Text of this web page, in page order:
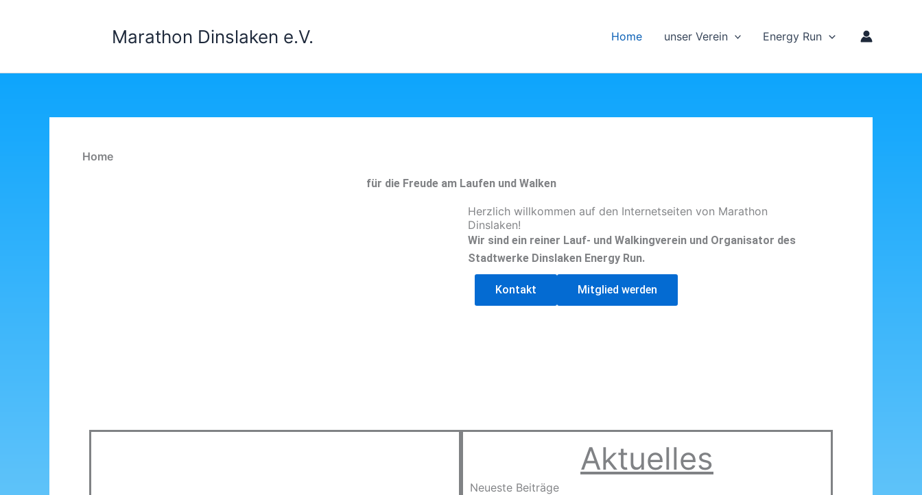
Marathon Dinslaken e.V. Home unser Verein Energy Run
Home
für die Freude am Laufen und Walken
Herzlich willkommen auf den Internetseiten von Marathon
Dinslaken!
Wir sind ein reiner Lauf- und Walkingverein und Organisator des
Stadtwerke Dinslaken Energy Run.
Kontakt Mitglied werden
Aktuelles
Neueste Beiträge